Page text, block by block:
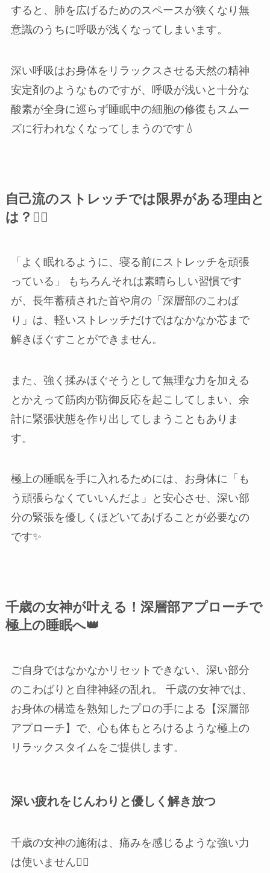
すると、肺を広げるためのスペースが狭くなり無
意識のうちに呼吸が浅くなってしまいます。
深い呼吸はお身体をリラックスさせる天然の精神
安定剤のようなものですが、呼吸が浅いと十分な
酸素が全身に巡らず睡眠中の細胞の修復もスムー
ズに行われなくなってしまうのです💧
自己流のストレッチでは限界がある理由と
は？🙅‍♀️
「よく眠れるように、寝る前にストレッチを頑張
っている」 もちろんそれは素晴らしい習慣です
が、長年蓄積された首や肩の「深層部のこわば
り」は、軽いストレッチだけではなかなか芯まで
解きほぐすことができません。
また、強く揉みほぐそうとして無理な力を加える
とかえって筋肉が防御反応を起こしてしまい、余
計に緊張状態を作り出してしまうこともありま
す。
極上の睡眠を手に入れるためには、お身体に「も
う頑張らなくていいんだよ」と安心させ、深い部
分の緊張を優しくほどいてあげることが必要なの
です✨
千歳の女神が叶える！深層部アプローチで
極上の睡眠へ👑
ご自身ではなかなかリセットできない、深い部分
のこわばりと自律神経の乱れ。 千歳の女神では、
お身体の構造を熟知したプロの手による【深層部
アプローチ】で、心も体もとろけるような極上の
リラックスタイムをご提供します。
深い疲れをじんわりと優しく解き放つ
千歳の女神の施術は、痛みを感じるような強い力
は使いません💆‍♀️